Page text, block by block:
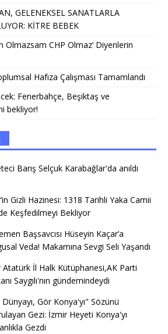
GELENEKSEL SANATLARLA
KİTRE BEBEK
Olmazsam CHP Olmaz’ Diyenlerin
Hafıza Çalışması Tamamlandı
Fenerbahçe, Beşiktaş ve
bekliyor!
Barış Selçuk Karabağlar'da anıldı
Gizli Hazinesi: 1318 Tarihli Yaka Camii
Keşfedilmeyi Bekliyor
Başsavcısı Hüseyin Kaçar’a
Veda! Makamına Sevgi Seli Yaşandı
Atatürk İl Halk Kütüphanesi,AK Parti
Saygılı'nın gündemindeydi
Dünyayı, Gör Konya'yı" Sözünü
Gezi: İzmir Heyeti Konya'yı
Gezdi